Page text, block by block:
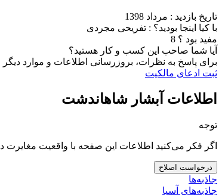
تاریخ بازدید : مرداد 1398
با کیا اینجا بودید؟ : تفریحی مجردی
مفید بود ؟ 8
آیا شما صاحب این کسب و کار هستید؟
برای پاسخ به نظرات، بروزرسانی اطلاعات و موارد
ثبت ادعای مالکیت
اطلاعات آبشار شاهاندشت
توجه
اگر فکر می‌کنید اطلاعات این صفحه با واقعیت مغایرت
درخواست اصلاح
جاذبه‌ها
جاذبه‌های آسیا